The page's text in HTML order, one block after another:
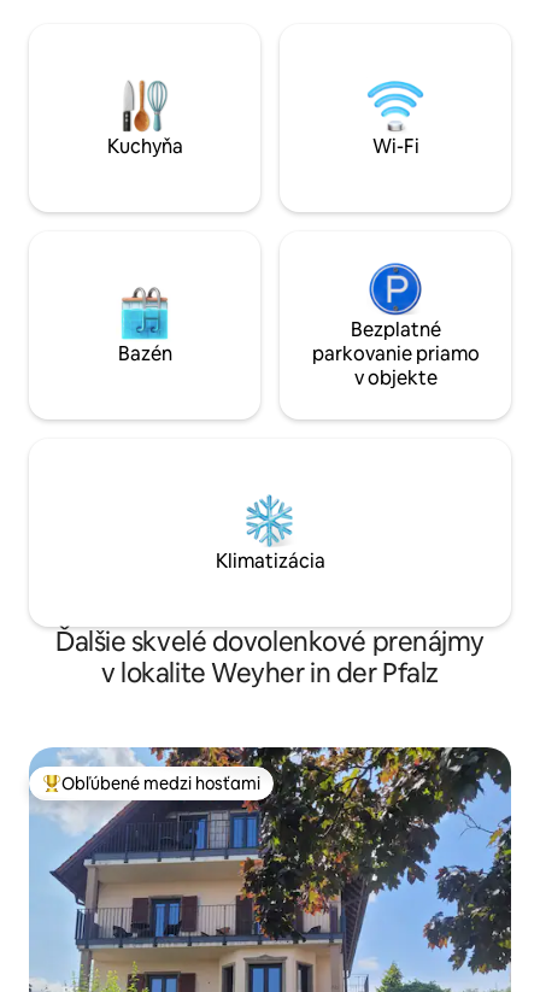
výnimočná výhoda pre mojich hostí:
strešná terasa s rozlohou 70 m²!
Entfernung. 4
kinderfreundl.
Kuchyňa Wi-Fi
Bazén
Bezplatné
parkovanie priamo
v objekte
Klimatizácia
Ďalšie skvelé dovolenkové prenájmy
v lokalite Weyher in der Pfalz
Najobľúbenejšie medzi hosťami
Obľúbené medzi hosťami